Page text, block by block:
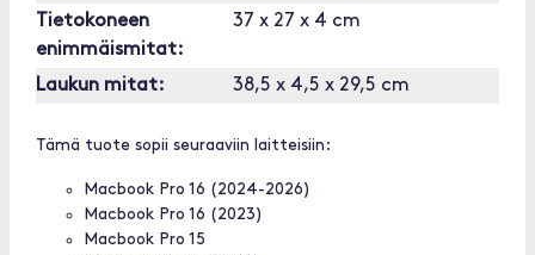
Tietokoneen
enimmäismitat:
37 x 27 x 4 cm
Laukun mitat: 38,5 x 4,5 x 29,5 cm
Tämä tuote sopii seuraaviin laitteisiin:
Macbook Pro 16 (2024-2026)
Macbook Pro 16 (2023)
Macbook Pro 15